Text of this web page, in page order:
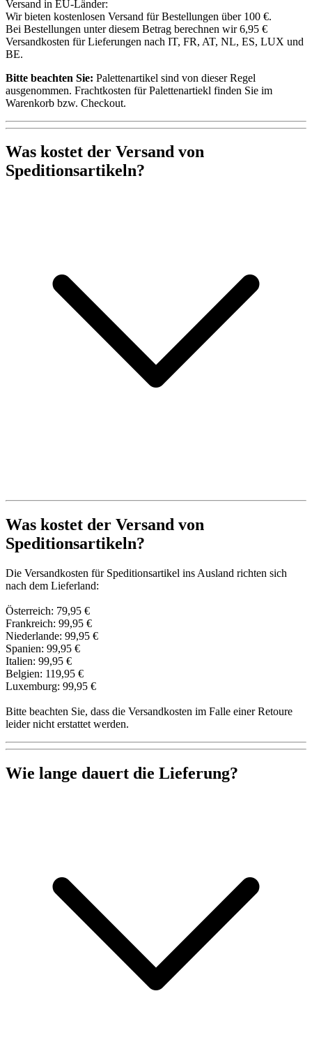
Versand in EU-Länder:
Wir bieten kostenlosen Versand für Bestellungen über 100 €.
Bei Bestellungen unter diesem Betrag berechnen wir 6,95 €
Versandkosten für Lieferungen nach IT, FR, AT, NL, ES, LUX und
BE.
Bitte beachten Sie: Palettenartikel sind von dieser Regel
ausgenommen. Frachtkosten für Palettenartiekl finden Sie im
Warenkorb bzw. Checkout.
Was kostet der Versand von
Speditionsartikeln?
Was kostet der Versand von
Speditionsartikeln?
Die Versandkosten für Speditionsartikel ins Ausland richten sich
nach dem Lieferland:
Österreich: 79,95 €
Frankreich: 99,95 €
Niederlande: 99,95 €
Spanien: 99,95 €
Italien: 99,95 €
Belgien: 119,95 €
Luxemburg: 99,95 €
Bitte beachten Sie, dass die Versandkosten im Falle einer Retoure
leider nicht erstattet werden.
Wie lange dauert die Lieferung?